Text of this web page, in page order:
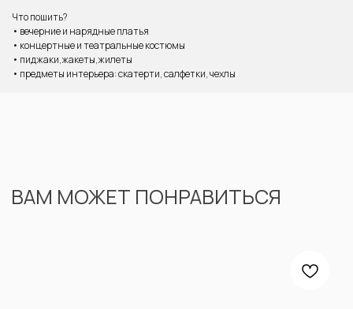
Что пошить?
• вечерние и нарядные платья
• концертные и театральные костюмы
• пиджаки,жакеты,жилеты
• предметы интерьера: скатерти, салфетки, чехлы